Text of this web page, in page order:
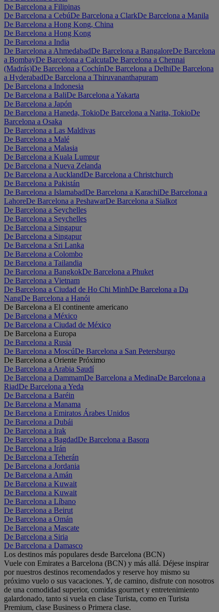
De Barcelona a Filipinas
De Barcelona a CebúDe Barcelona a ClarkDe Barcelona a Manila
De Barcelona a Hong Kong, China
De Barcelona a Hong Kong
De Barcelona a India
De Barcelona a AhmedabadDe Barcelona a BangaloreDe Barcelona
a BombayDe Barcelona a CalcutaDe Barcelona a Chennai
(Madrás)De Barcelona a CochínDe Barcelona a DelhiDe Barcelona
a HyderabadDe Barcelona a Thiruvananthapuram
De Barcelona a Indonesia
De Barcelona a BaliDe Barcelona a Yakarta
De Barcelona a Japón
De Barcelona a Haneda, TokioDe Barcelona a Narita, TokioDe
Barcelona a Osaka
De Barcelona a Las Maldivas
De Barcelona a Malé
De Barcelona a Malasia
De Barcelona a Kuala Lumpur
De Barcelona a Nueva Zelanda
De Barcelona a AucklandDe Barcelona a Christchurch
De Barcelona a Pakistán
De Barcelona a IslamabadDe Barcelona a KarachiDe Barcelona a
LahoreDe Barcelona a PeshawarDe Barcelona a Sialkot
De Barcelona a Seychelles
De Barcelona a Seychelles
De Barcelona a Singapur
De Barcelona a Singapur
De Barcelona a Sri Lanka
De Barcelona a Colombo
De Barcelona a Tailandia
De Barcelona a BangkokDe Barcelona a Phuket
De Barcelona a Vietnam
De Barcelona a Ciudad de Ho Chi MinhDe Barcelona a Da
NangDe Barcelona a Hanói
De Barcelona a El continente americano
De Barcelona a México
De Barcelona a Ciudad de México
De Barcelona a Europa
De Barcelona a Rusia
De Barcelona a MoscúDe Barcelona a San Petersburgo
De Barcelona a Oriente Próximo
De Barcelona a Arabia Saudí
De Barcelona a DammamDe Barcelona a MedinaDe Barcelona a
RiadDe Barcelona a Yeda
De Barcelona a Baréin
De Barcelona a Manama
De Barcelona a Emiratos Árabes Unidos
De Barcelona a Dubái
De Barcelona a Irak
De Barcelona a BagdadDe Barcelona a Basora
De Barcelona a Irán
De Barcelona a Teherán
De Barcelona a Jordania
De Barcelona a Amán
De Barcelona a Kuwait
De Barcelona a Kuwait
De Barcelona a Líbano
De Barcelona a Beirut
De Barcelona a Omán
De Barcelona a Mascate
De Barcelona a Siria
De Barcelona a Damasco
Los destinos más populares desde Barcelona (BCN)
Vuele con Emirates a Barcelona (BCN) y más allá. Déjese inspirar
por nuestros destinos recomendados y reserve hoy mismo su
próximo vuelo o sus vacaciones. Y, de camino, disfrute con nosotros
de una comodidad superior, comidas gourmet y entretenimiento
galardonado, tanto si vuela en clase Turista, como en Turista
Premium, clase Business o Primera clase.